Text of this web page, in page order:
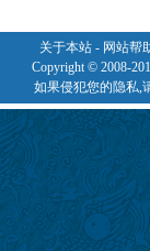
关于本站- 网站帮
Copyright © 2008-
如果侵犯您的隐私,